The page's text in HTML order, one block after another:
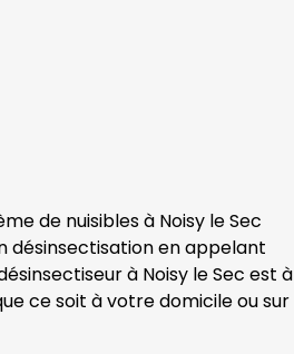
de nuisibles à Noisy le Sec
désinsectisation en appelant
à Noisy le Sec est à
ce soit à votre domicile ou sur